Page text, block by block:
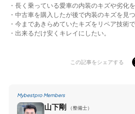
・長く乗っている愛車の内装のキズや劣化
・中古車を購入したが後で内装のキズを見
・今まであきらめていたキズをリペア技術
・出来るだけ安くキレイにしたい。
この記事をシェアする
Mybestpro Members
山下剛
（整備士）